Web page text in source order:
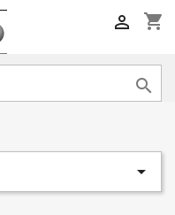
shopping_cart


